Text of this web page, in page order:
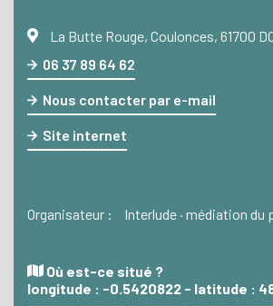
La Butte Rouge, Coulonces, 61700
06 37 89 64 62
Nous contacter par e-mail
Site internet
Organisateur : Interlude · médiation du
Où est-ce situé ?
longitude : -0.5420822 - latitude :